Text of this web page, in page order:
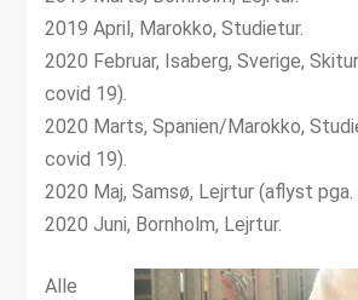
2019 April, Marokko, Studietur.
2020 Februar, Isaberg, Sverige,
covid 19).
2020 Marts, Spanien/Marokko,
covid 19).
2020 Maj, Samsø, Lejrtur (aflyst
2020 Juni, Bornholm, Lejrtur.
Alle